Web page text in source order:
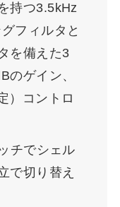
持つ3.5kHz
フィルタと
を備えた3
のゲイン、
）コントロ
チでシェル
で切り替え